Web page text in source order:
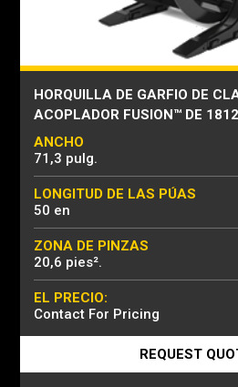
HORQUILLA DE GARFIO DE
ACOPLADOR FUSION™ DE
ANCHO
71,3 pulg.
LONGITUD DE LAS PÚAS
50 en
ZONA DE PINZAS
20,6 pies².
EL PRECIO:
Contact For Pricing
REQUEST